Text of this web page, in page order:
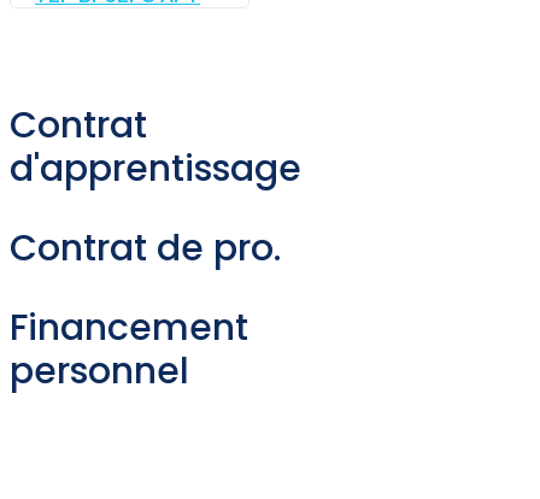
Contrat
d'apprentissage
Contrat de pro.
Financement
personnel